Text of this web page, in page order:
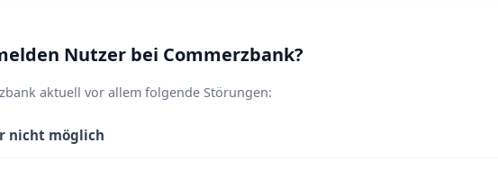
Nutzer bei Commerzbank?
aktuell vor allem folgende Störungen:
nicht möglich